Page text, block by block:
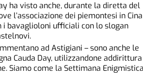
ha visto anche, durante la diretta del
l’associazione dei piemontesi in Cina
i bavaglioloni ufficiali con lo slogan
ad Astigiani – sono anche le
Cauda Day, utilizzandone addirittura
Siamo come la Settimana